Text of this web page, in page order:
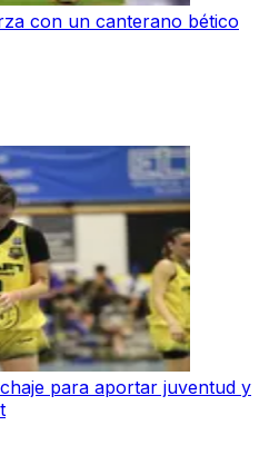
con un canterano bético
para aportar juventud y